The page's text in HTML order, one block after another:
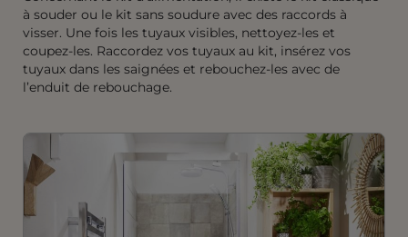
à souder ou le kit sans soudure avec des raccords à
visser. Une fois les tuyaux visibles, nettoyez-les et
coupez-les. Raccordez vos tuyaux au kit, insérez vos
tuyaux dans les saignées et rebouchez-les avec de
l’enduit de rebouchage.